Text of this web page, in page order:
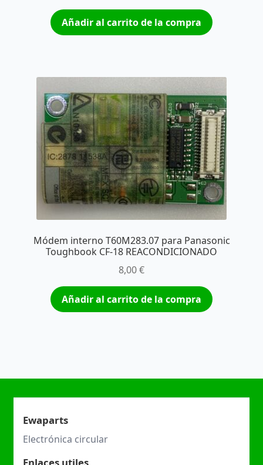
Añadir al carrito de la compra
Módem interno T60M283.07 para Panasonic
Toughbook CF-18 REACONDICIONADO
8,00€
Añadir al carrito de la compra
Ewaparts
Electrónica circular